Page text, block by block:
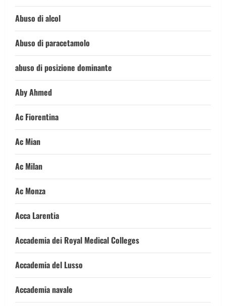
Abuso di alcol
Abuso di paracetamolo
abuso di posizione dominante
Aby Ahmed
Ac Fiorentina
Ac Mian
Ac Milan
Ac Monza
Acca Larentia
Accademia dei Royal Medical Colleges
Accademia del Lusso
Accademia navale